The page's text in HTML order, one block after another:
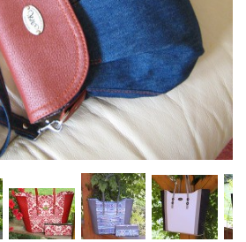
jk-laguna@seznam.cz
© 2025 eStránky.cz